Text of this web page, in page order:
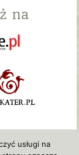
na
usługi na